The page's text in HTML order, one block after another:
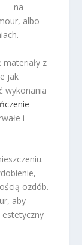
— na
albo
z
jak
wykonania
i
ozdób.
aby